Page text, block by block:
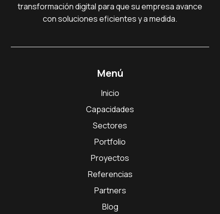
transformación digital para que su empresa avance
con soluciones eficientes y a medida.
Menú
Inicio
Capacidades
Sectores
Portfolio
Proyectos
Referencias
Partners
Blog